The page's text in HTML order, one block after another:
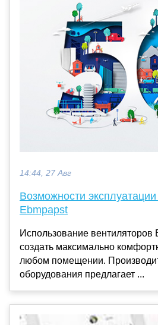
14:44, 27 Авг
Возможности
Ebmpapst
Использование вентиляторов
создать максимально
любом помещении.
оборудования предлагает ...